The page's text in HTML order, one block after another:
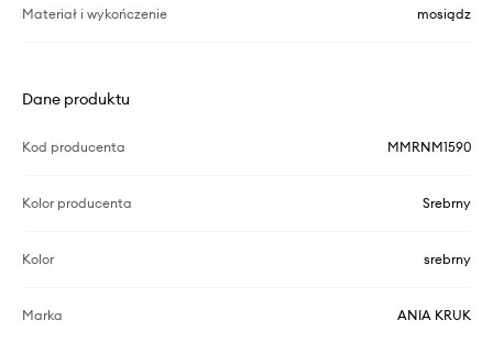
Materiał i wykończenie mosiądz
Dane produktu
Kod producenta MMRNM1590
Kolor producenta Srebrny
Kolor srebrny
Marka ANIA KRUK